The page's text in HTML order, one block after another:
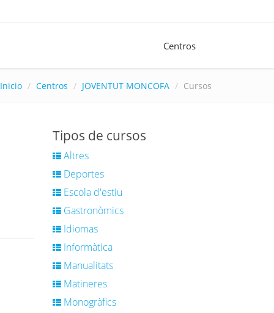
Centros
Inicio Centros JOVENTUT MONCOFA Cursos
Tipos de cursos
Altres
Deportes
Escola d'estiu
Gastronòmics
Idiomas
Informàtica
Manualitats
Matineres
Monogràfics